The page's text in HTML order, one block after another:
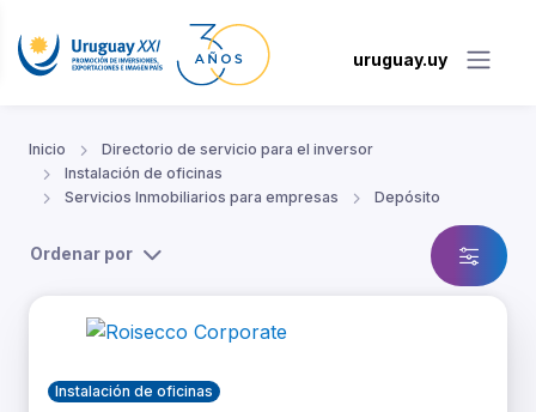
uruguay.uy
Inicio
Directorio de servicio para el inversor
Instalación de oficinas
Servicios Inmobiliarios para empresas
Depósito
Ordenar por
Instalación de oficinas